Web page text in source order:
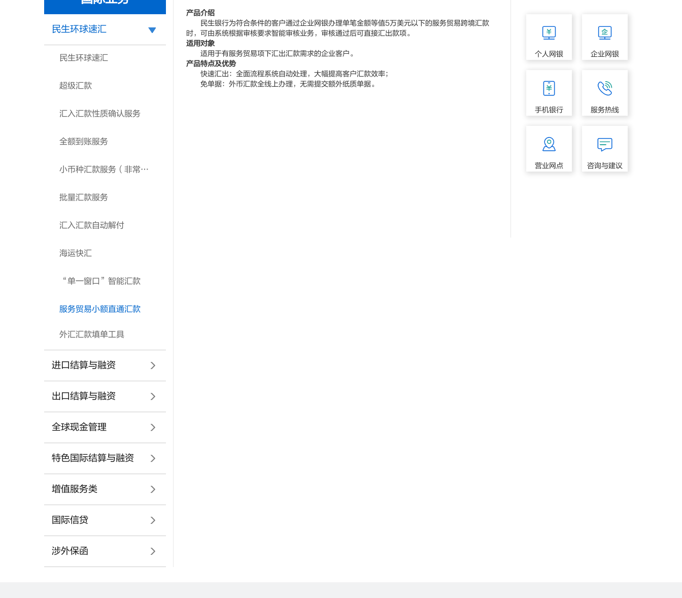
民生环球速汇
民生环球速汇
超级汇款
汇入汇款性质确认服务
全额到账服务
小币种汇款服务（非常用国际货币）
批量汇款服务
汇入汇款自动解付
海运快汇
“单一窗口”智能汇款
服务贸易小额直通汇款
外汇汇款填单工具
进口结算与融资
出口结算与融资
全球现金管理
特色国际结算与融资
增值服务类
国际信贷
涉外保函
产品介绍
民生银行为符合条件的客户通过企业网银办理单笔金额等值5万美元以下的服务贸易跨境汇款
时，可由系统根据审核要求智能审核业务，审核通过后可直接汇出款项。
适用对象
适用于有服务贸易项下汇出汇款需求的企业客户。
产品特点及优势
快速汇出：全面流程系统自动处理，大幅提高客户汇款效率；
免单据：外币汇款全线上办理，无需提交额外纸质单据。
个人网银 企业网银
手机银行 服务热线
营业网点 咨询与建议